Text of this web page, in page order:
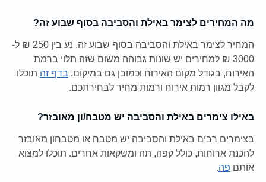
מה המחירים לצימר באילת והסביבה בסוף שבוע זה?
המחיר לצימר באילת והסביבה בסוף שבוע זה, נע בין 250 ₪ ל-
3000 ₪ למחירים יש שונות גבוהה משום שזה תלוי ברמת
האירוח, בגודל מקום האירוח וכמובן גם במיקום. בדף זה תוכלו
לקבל מגוון רמות אירוח ורמות מחיר לבחירתכם.
באילו צימרים באילת והסביבה יש מטבח/ון מאובזר?
בצימרים רבים באילת והסביבה יש מטבח או מטבחון מאובזר
להכנת ארוחות, כולל קפה, תה ומשקאות אחרים. תוכלו למצוא
אותם פה.